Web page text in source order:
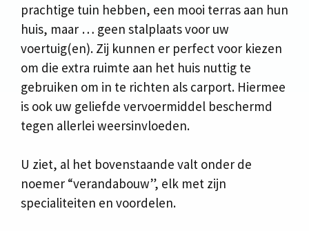
prachtige tuin hebben, een mooi terras aan hun
huis, maar … geen stalplaats voor uw
voertuig(en). Zij kunnen er perfect voor kiezen
om die extra ruimte aan het huis nuttig te
gebruiken om in te richten als carport. Hiermee
is ook uw geliefde vervoermiddel beschermd
tegen allerlei weersinvloeden.
U ziet, al het bovenstaande valt onder de
noemer “verandabouw”, elk met zijn
specialiteiten en voordelen.